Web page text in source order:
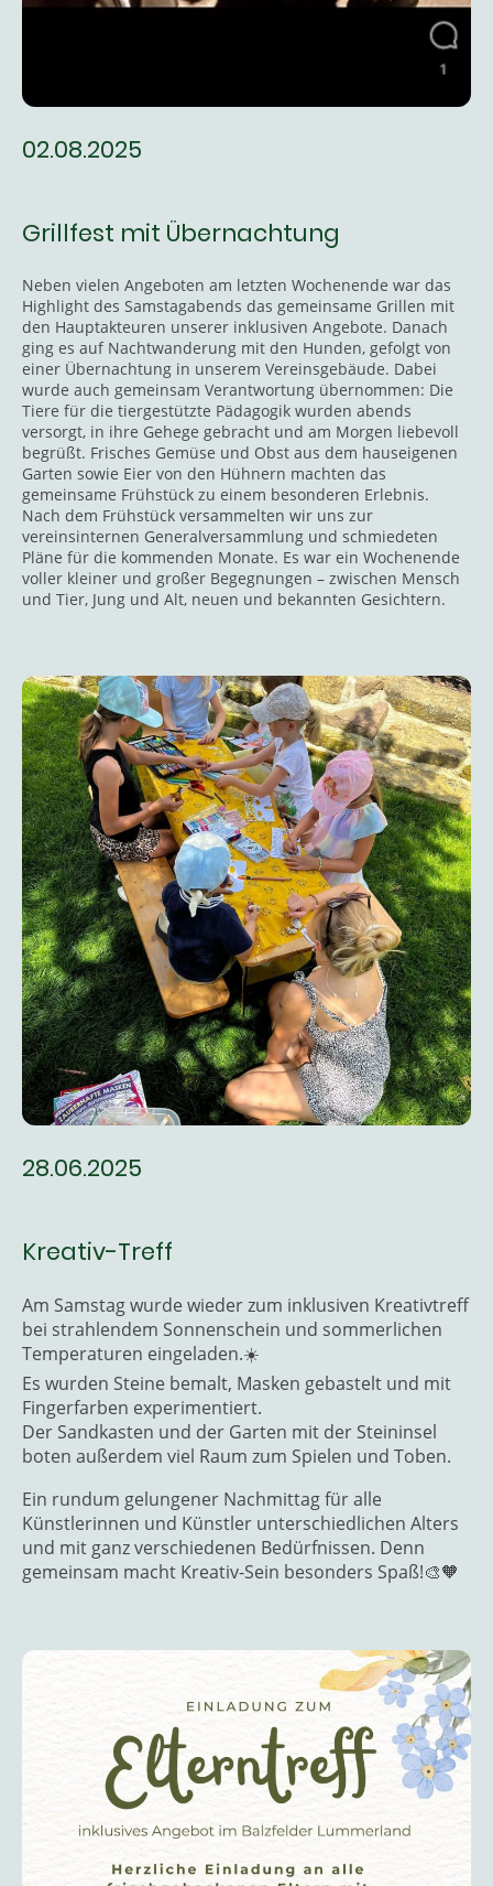
02.08.2025
Grillfest mit Übernachtung
Neben vielen Angeboten am letzten Wochenende war das
Highlight des Samstagabends das gemeinsame Grillen mit
den Hauptakteuren unserer inklusiven Angebote. Danach
ging es auf Nachtwanderung mit den Hunden, gefolgt von
einer Übernachtung in unserem Vereinsgebäude. Dabei
wurde auch gemeinsam Verantwortung übernommen: Die
Tiere für die tiergestützte Pädagogik wurden abends
versorgt, in ihre Gehege gebracht und am Morgen liebevoll
begrüßt. Frisches Gemüse und Obst aus dem hauseigenen
Garten sowie Eier von den Hühnern machten das
gemeinsame Frühstück zu einem besonderen Erlebnis.
Nach dem Frühstück versammelten wir uns zur
vereinsinternen Generalversammlung und schmiedeten
Pläne für die kommenden Monate. Es war ein Wochenende
voller kleiner und großer Begegnungen – zwischen Mensch
und Tier, Jung und Alt, neuen und bekannten Gesichtern.
28.06.2025
Kreativ-Treff
Am Samstag wurde wieder zum inklusiven Kreativtreff
bei strahlendem Sonnenschein und sommerlichen
Temperaturen eingeladen.☀️
Es wurden Steine bemalt, Masken gebastelt und mit
Fingerfarben experimentiert.
Der Sandkasten und der Garten mit der Steininsel
boten außerdem viel Raum zum Spielen und Toben.
Ein rundum gelungener Nachmittag für alle
Künstlerinnen und Künstler unterschiedlichen Alters
und mit ganz verschiedenen Bedürfnissen. Denn
gemeinsam macht Kreativ-Sein besonders Spaß!🎨🧡